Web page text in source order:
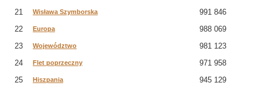
21
Wisława Szymborska
991 846
22
Europa
988 069
23
Województwo
981 123
24
Flet poprzeczny
971 958
25
Hiszpania
945 129